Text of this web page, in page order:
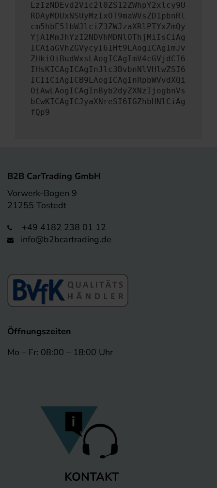
LzIzNDEvd2Vic2l0ZS12ZWhpY2xlcy9U
RDAyMDUxNSUyMzIxOT9maWVsZD1pbnRl
cm5hbE51bWJlciZ3ZWJzaXRlPTYxZmQy
YjA1MmJhYzI2NDVhMDNlOThjMiIsCiAg
ICAiaGVhZGVycyI6IHt9LAogICAgImJv
ZHkiOiBudWxsLAogICAgImV4cGVjdCI6
IHsKICAgICAgInJlc3BvbnNlVHlwZSI6
ICIiCiAgICB9LAogICAgInRpbWVvdXQi
OiAwLAogICAgInByb2dyZXNzIjogbnVs
bCwKICAgICJyaXNreSI6IGZhbHNlCiAg
fQp9
B2B CarTrading GmbH
Vorwerk-Bogen 9
21255 Tostedt
+49 4182 238 01 12
info@b2bcartrading.de
Öffnungszeiten
Mo – Fr: 08:00 – 18:00 Uhr
KONTAKT